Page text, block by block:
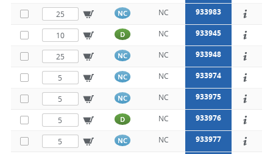
NC NC 933983
D NC 933945
NC NC 933948
NC NC 933974
NC NC 933975
D NC 933976
NC NC 933977